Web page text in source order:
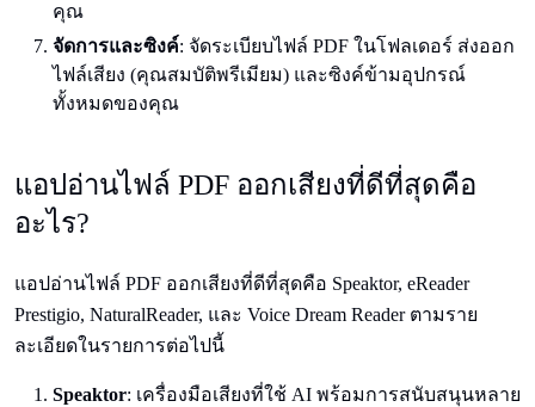
คุณ
จัดการและซิงค์: จัดระเบียบไฟล์ PDF ในโฟลเดอร์ ส่งออก
ไฟล์เสียง (คุณสมบัติพรีเมียม) และซิงค์ข้ามอุปกรณ์
ทั้งหมดของคุณ
แอปอ่านไฟล์ PDF ออกเสียงที่ดีที่สุดคือ
อะไร?
แอปอ่านไฟล์ PDF ออกเสียงที่ดีที่สุดคือ Speaktor, eReader
Prestigio, NaturalReader, และ Voice Dream Reader ตามราย
ละเอียดในรายการต่อไปนี้
Speaktor: เครื่องมือเสียงที่ใช้ AI พร้อมการสนับสนุนหลาย